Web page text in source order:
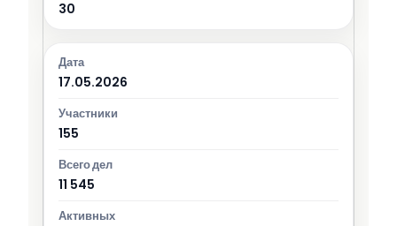
30
17.05.2026
155
11 545